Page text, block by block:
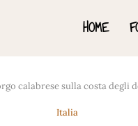
HOME
calabrese sulla costa degli
Italia